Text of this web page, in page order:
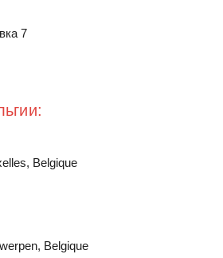
7
Belgique
Belgique